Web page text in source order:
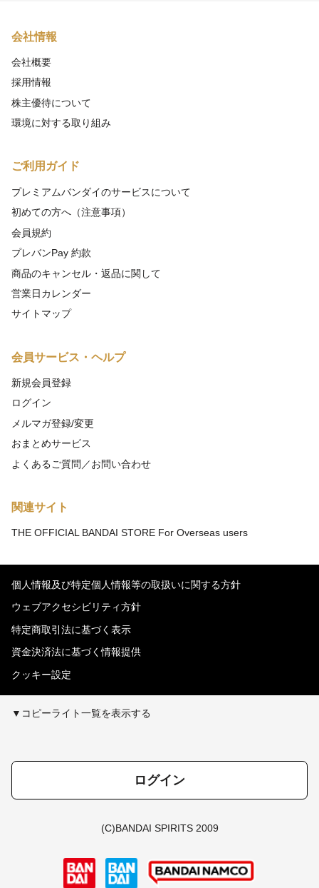
会社情報
会社概要
採用情報
株主優待について
環境に対する取り組み
ご利用ガイド
プレミアムバンダイのサービスについて
初めての方へ（注意事項）
会員規約
プレバンPay 約款
商品のキャンセル・返品に関して
営業日カレンダー
サイトマップ
会員サービス・ヘルプ
新規会員登録
ログイン
メルマガ登録/変更
おまとめサービス
よくあるご質問／お問い合わせ
関連サイト
THE OFFICIAL BANDAI STORE For Overseas users
個人情報及び特定個人情報等の取扱いに関する方針
ウェブアクセシビリティ方針
特定商取引法に基づく表示
資金決済法に基づく情報提供
クッキー設定
▼コピーライト一覧を表示する
ログイン
(C)BANDAI SPIRITS 2009